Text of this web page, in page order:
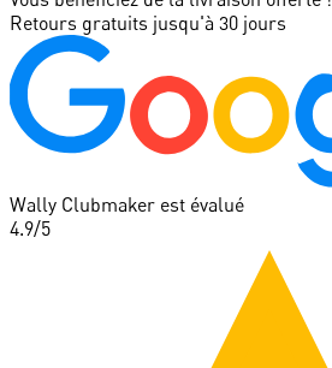
Retours gratuits jusqu'à 30 jours
Wally Clubmaker est évalué
4.9/5